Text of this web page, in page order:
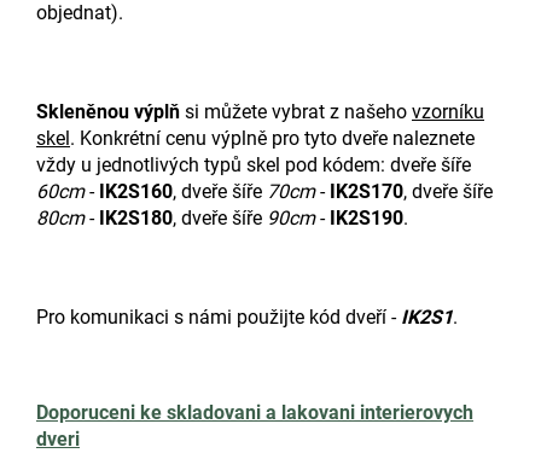
objednat).
Skleněnou výplň si můžete vybrat z našeho vzorníku
skel . Konkrétní cenu výplně pro tyto dveře naleznete
vždy u jednotlivých typů skel pod kódem: dveře šíře
60cm- IK2S160, dveře šíře 70cm- IK2S170, dveře šíře
80cm- IK2S180, dveře šíře 90cm- IK2S190.
Pro komunikaci s námi použijte kód dveří - IK2S1.
Doporuceni ke skladovani a lakovani interierovych
dveri